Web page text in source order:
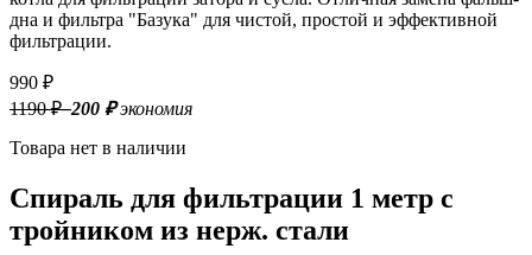
дна и фильтра "Базука" для чистой, простой и эффективной
фильтрации.
990 ₽
1190 ₽–200 ₽экономия
Товара нет в наличии
Спираль для фильтрации 1 метр с
тройником из нерж. стали